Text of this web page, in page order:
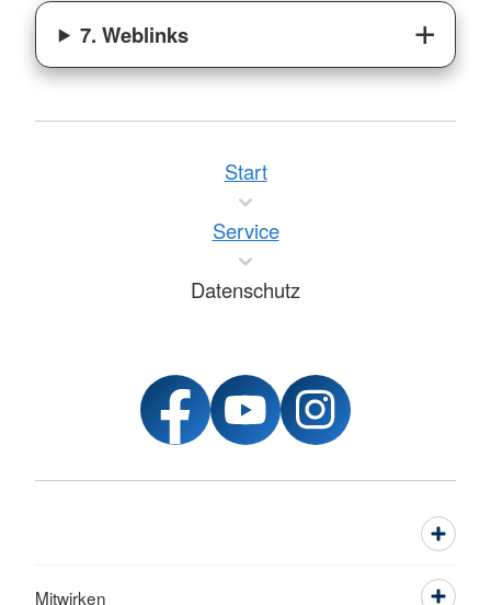
7. Weblinks
Start
Service
Datenschutz
Mitwirken